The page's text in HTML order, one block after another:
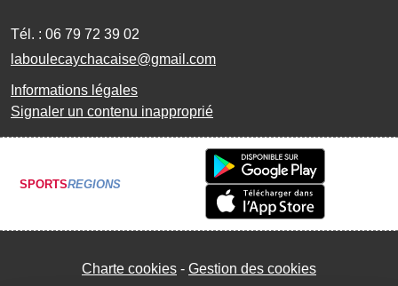
Tél. : 06 79 72 39 02
laboulecaychacaise@gmail.com
Informations légales
Signaler un contenu inapproprié
SPORTSREGIONS
Charte cookies Gestion des cookies